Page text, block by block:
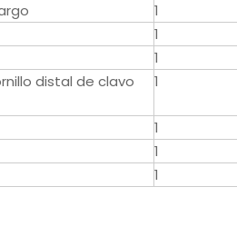
1
1
1
distal de clavo
1
1
1
1